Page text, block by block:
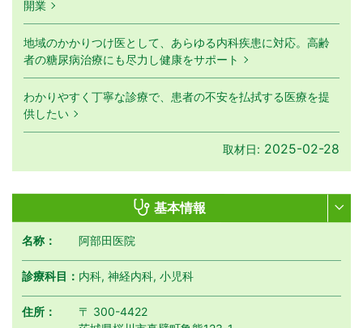
開業
地域のかかりつけ医として、あらゆる内科疾患に対応。高齢
者の糖尿病治療にも尽力し健康をサポート
わかりやすく丁寧な診療で、患者の不安を払拭する医療を提
供したい
取材日: 2025-02-28
基本情報
名称： 阿部田医院
診療科目： 内科, 神経内科, 小児科
住所：
〒 300-4422